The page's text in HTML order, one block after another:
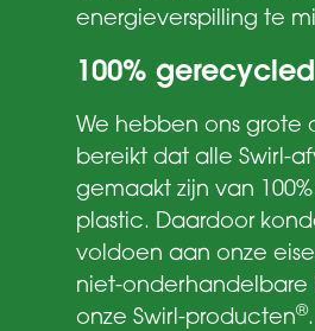
energieverspilling te
100%
We hebben ons grote
bereikt dat alle Swirl-
gemaakt zijn van
plastic. Daardoor
voldoen aan onze
niet-onderhandelbare
onze Swirl-producten®.